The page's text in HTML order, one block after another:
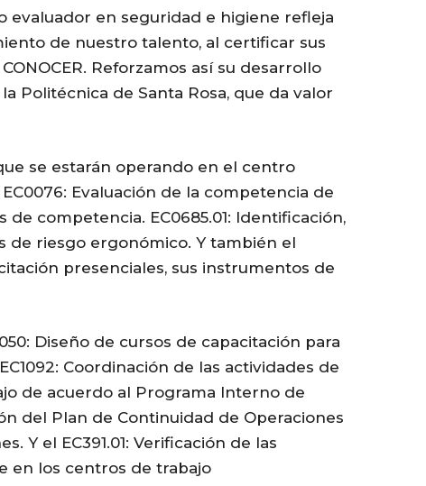
evaluador en seguridad e higiene refleja
de nuestro talento, al certificar sus
Reforzamos así su desarrollo
Politécnica de Santa Rosa, que da valor
se estarán operando en el centro
Evaluación de la competencia de
competencia. EC0685.01: Identificación,
de riesgo ergonómico. Y también el
presenciales, sus instrumentos de
Diseño de cursos de capacitación para
Coordinación de las actividades de
de acuerdo al Programa Interno de
del Plan de Continuidad de Operaciones
Y el EC391.01: Verificación de las
en los centros de trabajo